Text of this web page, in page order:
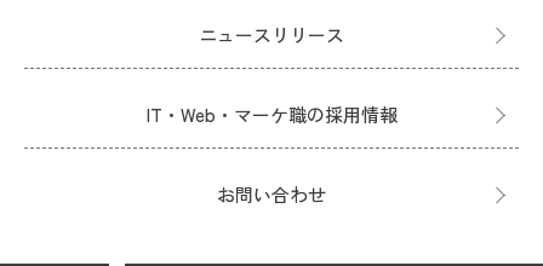
ニュースリリース
IT・Web・マーケ職の採用情報
お問い合わせ